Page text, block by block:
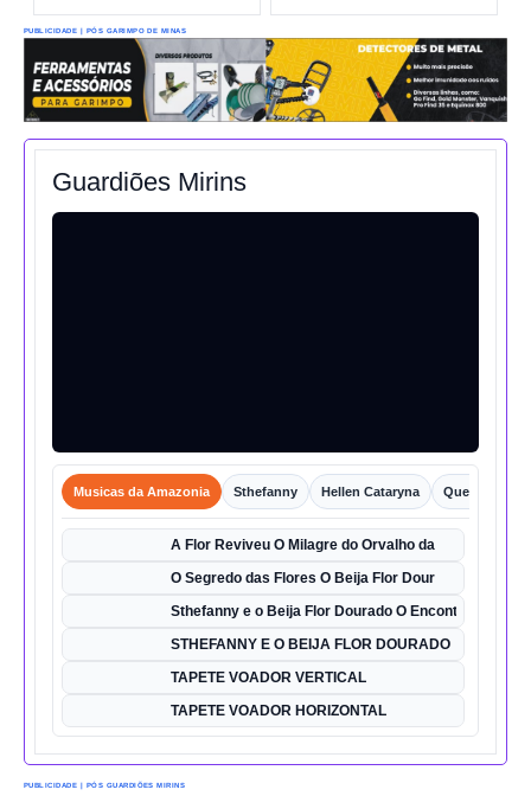
amplia preocupações sobre...
PUBLICIDADE | PÓS GARIMPO DE MINAS
Guardiões Mirins
Musicas da Amazonia Sthefanny Hellen Cataryna Queixo o
A Flor Reviveu O Milagre do Orvalho da
O Segredo das Flores O Beija Flor Dour
Sthefanny e o Beija Flor Dourado O Encontro Mágico
STHEFANNY E O BEIJA FLOR DOURADO
TAPETE VOADOR VERTICAL
TAPETE VOADOR HORIZONTAL
PUBLICIDADE | PÓS GUARDIÕES MIRINS